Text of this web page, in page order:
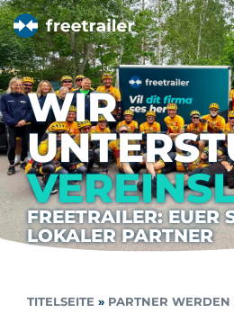
WIR
FREETRAILER: EUER
LOKALER PARTNER
TITELSEITE » PARTNER WERDEN